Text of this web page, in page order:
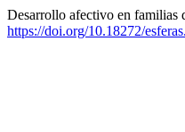
Desarrollo afectivo en familias
https://doi.org/10.18272/